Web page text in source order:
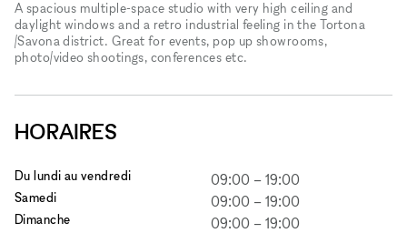
A spacious multiple-space studio with very high ceiling and
daylight windows and a retro industrial feeling in the Tortona
/Savona district. Great for events, pop up showrooms,
photo/video shootings, conferences etc.
HORAIRES
Du lundi au vendredi 09:00 – 19:00
Samedi 09:00 – 19:00
Dimanche 09:00 – 19:00